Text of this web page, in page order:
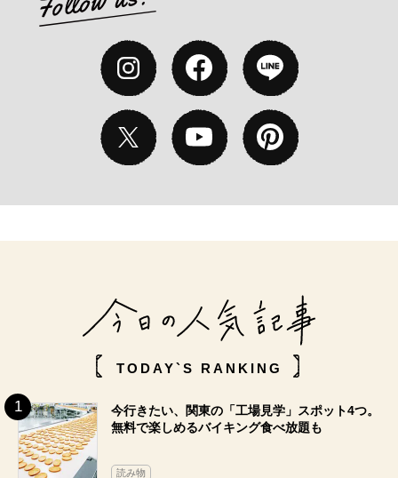
TODAY`S RANKING
今行きたい、関東の「工場見学」スポット4つ。
無料で楽しめるバイキング食べ放題も
読み物